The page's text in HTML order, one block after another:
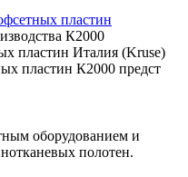
пластин
К2000
пластин Италия (Kruse)
пластин К2000 предст
оборудованием и
полотен.